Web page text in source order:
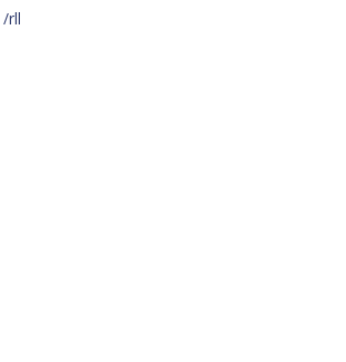
/rll